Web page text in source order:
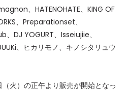
、HATENOHATE、KING OF
、Preparationset、
DJ YOGURT、Isseiujiie、
、ヒカリモノ、キノシタリュウ
火）の正午より販売が開始となっ